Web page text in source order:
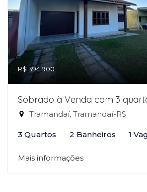
R$ 394.900
Sobrado à Venda com 3
Tramandaí, Tramandaí-RS
3 Quartos 2 Banheiros 1
Mais informações